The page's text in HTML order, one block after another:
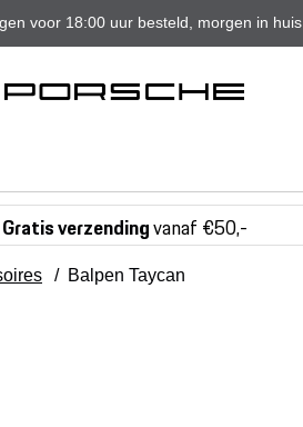
voor 18:00 uur besteld, morgen in huis
Gratis verzendingvanaf €50,-
/ Balpen Taycan